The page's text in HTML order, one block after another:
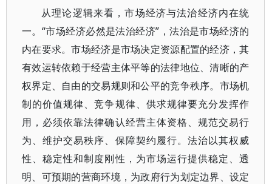
从理论逻辑来看，市场经济与法治经济内在统
一。“市场经济必然是法治经济”，法治是市场经济的
内在要求。市场经济是市场决定资源配置的经济，其
有效运转依赖于经营主体平等的法律地位、清晰的产
权界定、自由的交易规则和公平的竞争秩序。市场机
制的价值规律、竞争规律、供求规律要充分发挥作
用，必须依靠法律确认经营主体资格、规范交易行
为、维护交易秩序、保障契约履行。法治以其权威
性、稳定性和制度刚性，为市场运行提供稳定、透
明、可预期的营商环境，为政府行为划定边界、设定